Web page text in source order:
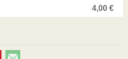
4,00 €